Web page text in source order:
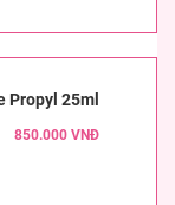
Propyl 25ml
850.000 VNĐ